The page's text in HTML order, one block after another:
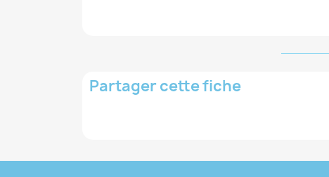
Partager cette fiche